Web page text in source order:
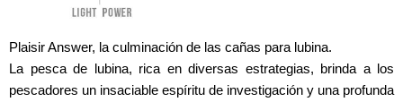
Plaisir Answer, la culminación de las cañas para lubina.
La pesca de lubina, rica en diversas estrategias, brinda a los
pescadores un insaciable espíritu de investigación y una profunda